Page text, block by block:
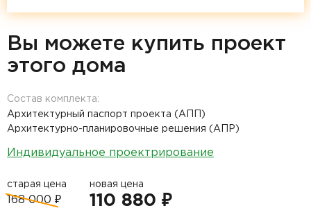
Вы можете купить проект
этого дома
Состав комплекта:
Архитектурный паспорт проекта (АПП)
Архитектурно-планировочные решения (АПР)
Индивидуальное проектрирование
старая цена
168 000 ₽
новая цена
110 880 ₽